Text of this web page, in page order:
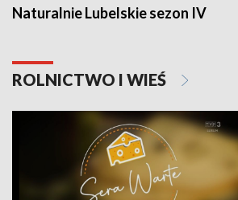
Naturalnie Lubelskie sezon IV
ROLNICTWO I WIEŚ